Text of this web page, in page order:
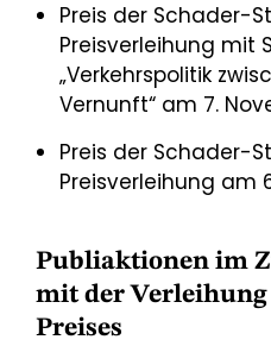
Preis der Schader-
Preisverleihung mit
„Verkehrspolitik
Vernunft“ am 7.
Preis der Schader-
Preisverleihung am
Publiaktionen im
mit der Verleihung
Preises